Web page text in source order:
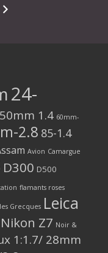
24-
50mm 1.4 60mm-
2.8 85-1.4
Avion Camargue
D300 D500
flamants roses
Grecques Leica
Nikon Z7 Noir &
1:1.7/ 28mm